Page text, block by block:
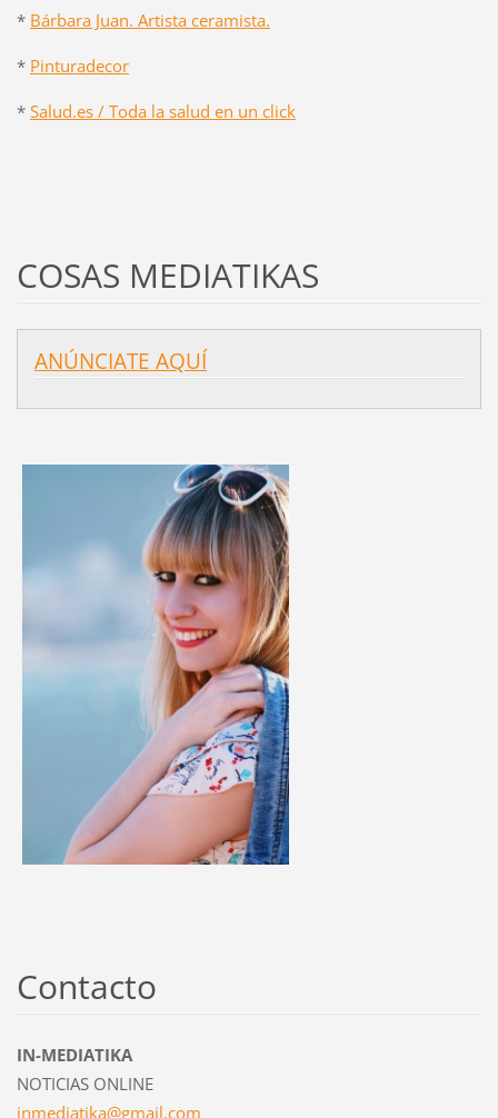
* Bárbara Juan. Artista ceramista.
* Pinturadecor
* Salud.es / Toda la salud en un click
COSAS MEDIATIKAS
ANÚNCIATE AQUÍ
Contacto
IN-MEDIATIKA
NOTICIAS ONLINE
inmediatika@gmail.com